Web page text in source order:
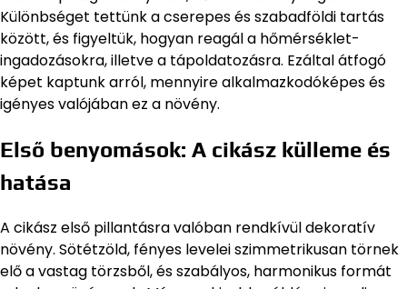
Különbséget tettünk a cserepes és szabadföldi tartás
között, és figyeltük, hogyan reagál a hőmérséklet-
ingadozásokra, illetve a tápoldatozásra. Ezáltal átfogó
képet kaptunk arról, mennyire alkalmazkodóképes és
igényes valójában ez a növény.
Első benyomások: A cikász külleme és
hatása
A cikász első pillantásra valóban rendkívül dekoratív
növény. Sötétzöld, fényes levelei szimmetrikusan törnek
elő a vastag törzsből, és szabályos, harmonikus formát